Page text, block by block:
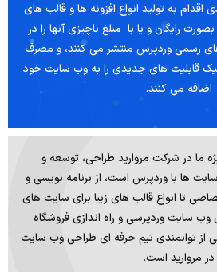
اقدام به تولید انواع افزونه ها و قالب های
رایگان و یا با مبلغ ناچیزی آنها را در
های رسمی وردپرس منتشر می کنند، و مصرف
قابلیت های جدیدی را به وب سایت خود
اضافه می کنند.
ما در شرکت مروارید طراحی، توسعه و
ها با وردپرس است، از برنامه نویسی و
تا انواع قالب های زیبا برای سایت های
سایت وردپرسی و راه اندازی فروشگاه
از توانمندی تیم حرفه ای طراحی وب سایت
در مروارید است.